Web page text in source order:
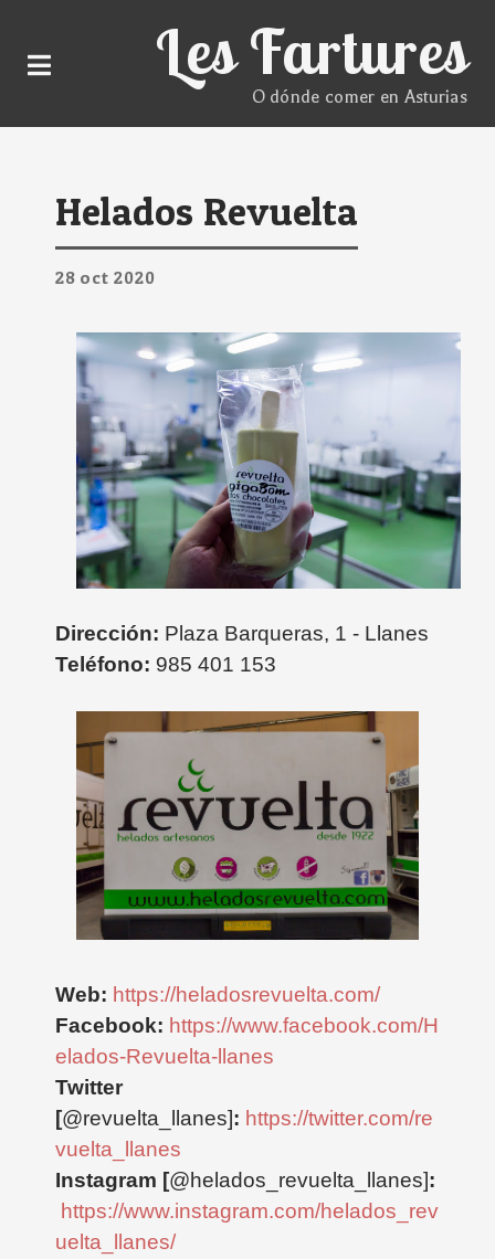
Les Fartures
O dónde comer en Asturias
Helados Revuelta
28 oct 2020
Dirección: Plaza Barqueras, 1 - Llanes
Teléfono: 985 401 153
Web: https://heladosrevuelta.com/
Facebook: https://www.facebook.com/H
elados-Revuelta-llanes
Twitter
[@revuelta_llanes]: https://twitter.com/re
vuelta_llanes
Instagram [@helados_revuelta_llanes]:
https://www.instagram.com/helados_rev
uelta_llanes/